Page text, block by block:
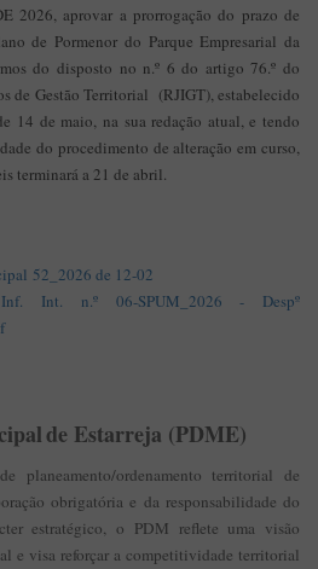
2026, aprovar a prorrogação do prazo de
de Pormenor do Parque Empresarial da
do disposto no n.º 6 do artigo 76.º do
de Gestão Territorial (RJIGT), estabelecido
14 de maio, na sua redação atual, e tendo
do procedimento de alteração em curso,
terminará a 21 de abril.
52_2026 de 12-02
Inf. Int. n.º 06-SPUM_2026 - Despº
de Estarreja (PDME)
planeamento/ordenamento territorial de
obrigatória e da responsabilidade do
estratégico, o PDM reflete uma visão
e visa reforçar a competitividade territorial